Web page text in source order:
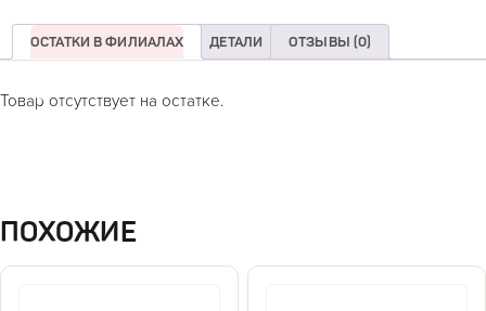
ОСТАТКИ В ФИЛИАЛАХ ДЕТАЛИ ОТЗЫВЫ (0)
Товар отсутствует на остатке.
ПОХОЖИЕ